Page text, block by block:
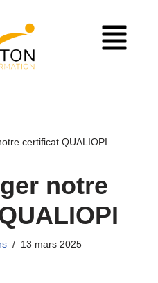
certificat QUALIOPI
notre
13 mars 2025